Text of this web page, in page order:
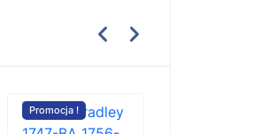
Promocja !